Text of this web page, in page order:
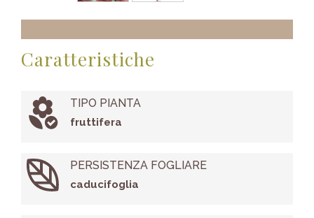
Caratteristiche
TIPO PIANTA
fruttifera
PERSISTENZA FOGLIARE
caducifoglia